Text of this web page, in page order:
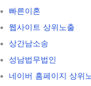
빠른이혼
웹사이트 상위노출
상간남소송
성남법무법인
네이버 홈페이지 상위